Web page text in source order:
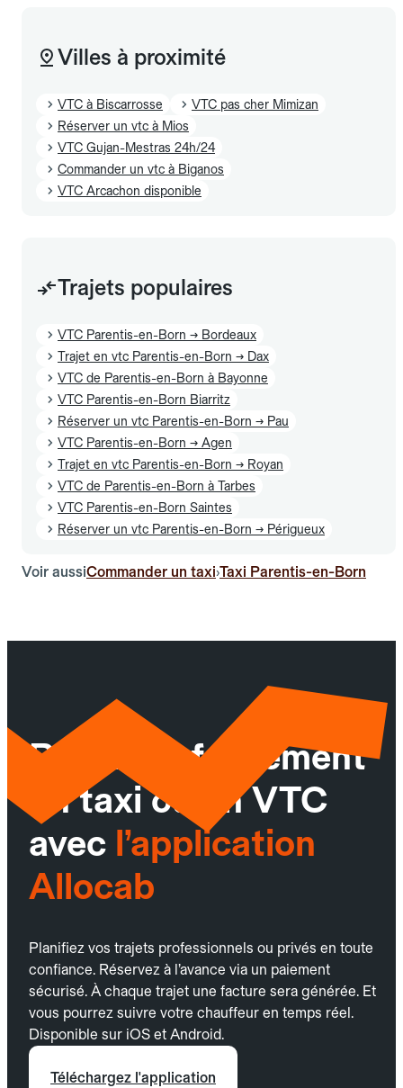
Villes à proximité
VTC à Biscarrosse
VTC pas cher Mimizan
Réserver un vtc à Mios
VTC Gujan-Mestras 24h/24
Commander un vtc à Biganos
VTC Arcachon disponible
Trajets populaires
VTC Parentis-en-Born → Bordeaux
Trajet en vtc Parentis-en-Born → Dax
VTC de Parentis-en-Born à Bayonne
VTC Parentis-en-Born Biarritz
Réserver un vtc Parentis-en-Born → Pau
VTC Parentis-en-Born → Agen
Trajet en vtc Parentis-en-Born → Royan
VTC de Parentis-en-Born à Tarbes
VTC Parentis-en-Born Saintes
Réserver un vtc Parentis-en-Born → Périgueux
Voir aussiCommander un taxi›Taxi Parentis-en-Born
Réservez facilement
un taxi ou un VTC
avec l’application
Allocab
Planifiez vos trajets professionnels ou privés en toute
confiance. Réservez à l’avance via un paiement
sécurisé. À chaque trajet une facture sera générée. Et
vous pourrez suivre votre chauffeur en temps réel.
Disponible sur iOS et Android.
Téléchargez l'application